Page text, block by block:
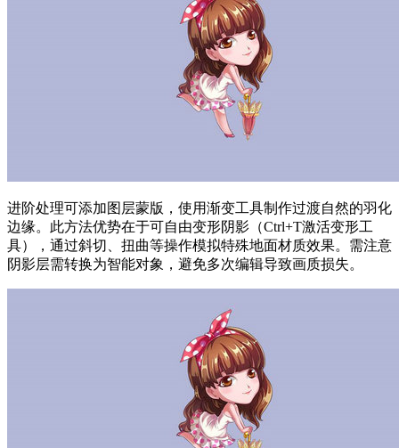
进阶处理可添加图层蒙版，使用渐变工具制作过渡自然的羽化
边缘。此方法优势在于可自由变形阴影（Ctrl+T激活变形工
具），通过斜切、扭曲等操作模拟特殊地面材质效果。需注意
阴影层需转换为智能对象，避免多次编辑导致画质损失。